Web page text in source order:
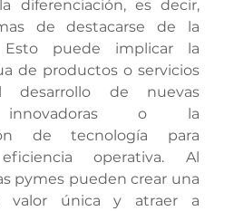
diferenciación, es decir,
de destacarse de la
Esto puede implicar la
de productos o servicios
desarrollo de nuevas
innovadoras o la
de tecnología para
operativa. Al
pymes pueden crear una
valor única y atraer a